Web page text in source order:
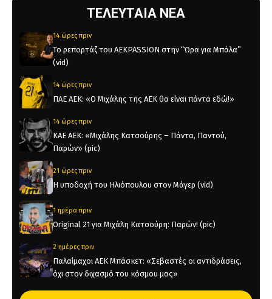
ΤΕΛΕΥΤΑΙΑ ΝΕΑ
14 ώρες πριν
Το ρεπορτάζ του AEKPASSION στην “Ώρα για Μπάλα”
(vid)
14 ώρες πριν
ΠΑΕ ΑΕΚ: «Ο Μιχάλης της ΑΕΚ θα είναι πάντα εδώ!»
14 ώρες πριν
KAE AEK: «Μιχάλης Κατσούρης – Πάντα, Παντού,
Παρών» (pic)
21 ώρες πριν
Η υποδοχή του Ηλιόπουλου στον Μάγερ (vid)
1 ημέρα πριν
Original 21 για Μιχάλη Κατσούρη: Παρών! (pic)
2 ημέρες πριν
Παλαίμαχοι ΑΕΚ Μπάσκετ: «Σεβαστές οι αντιδράσεις,
όχι στον διχασμό του κόσμου μας»
2 ημέρες πριν